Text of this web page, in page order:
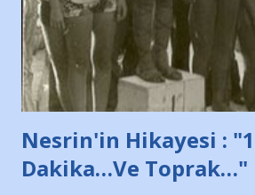
Belediyesi ile mağazaların bulunduğu
de kınıyoruz'' diye de eklemiş ..
yazının hemen ardından bu habe...
Nesrin'in Hikayesi :
Dakika…Ve Toprak…"